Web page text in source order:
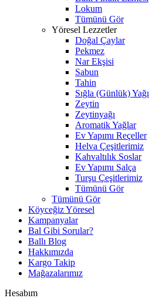
Lokum
Tümünü Gör
Yöresel Lezzetler
Doğal Çaylar
Pekmez
Nar Ekşisi
Sabun
Tahin
Sığla (Günlük) Yağı
Zeytin
Zeytinyağı
Aromatik Yağlar
Ev Yapımı Reçeller
Helva Çeşitlerimiz
Kahvaltılık Soslar
Ev Yapımı Salça
Turşu Çeşitlerimiz
Tümünü Gör
Tümünü Gör
Köyceğiz Yöresel
Kampanyalar
Bal Gibi Sorular?
Ballı Blog
Hakkımızda
Kargo Takip
Mağazalarımız
Hesabım